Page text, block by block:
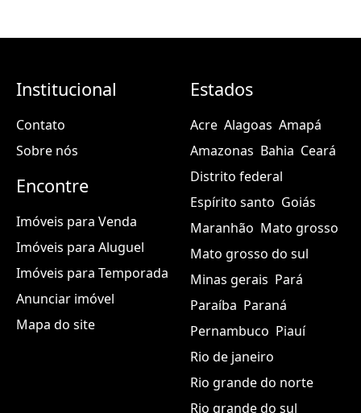
Institucional
Contato
Sobre nós
Encontre
Imóveis para Venda
Imóveis para Aluguel
Imóveis para Temporada
Anunciar imóvel
Mapa do site
Estados
Acre Alagoas Amapá
Amazonas Bahia Ceará
Distrito federal
Espírito santo Goiás
Maranhão Mato grosso
Mato grosso do sul
Minas gerais Pará
Paraíba Paraná
Pernambuco Piauí
Rio de janeiro
Rio grande do norte
Rio grande do sul